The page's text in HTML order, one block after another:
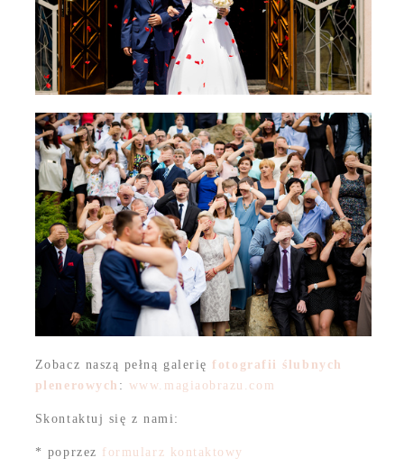
Zobacz naszą pełną galerięfotografii ślubnych
plenerowych : www.magiaobrazu.com
Skontaktuj się z nami:
* poprzez formularz kontaktowy